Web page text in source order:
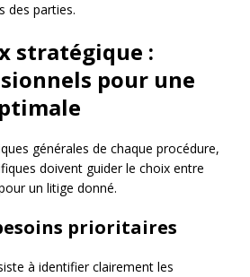
des parties.
stratégique :
pour une
générales de chaque procédure,
doivent guider le choix entre
un litige donné.
prioritaires
à identifier clairement les